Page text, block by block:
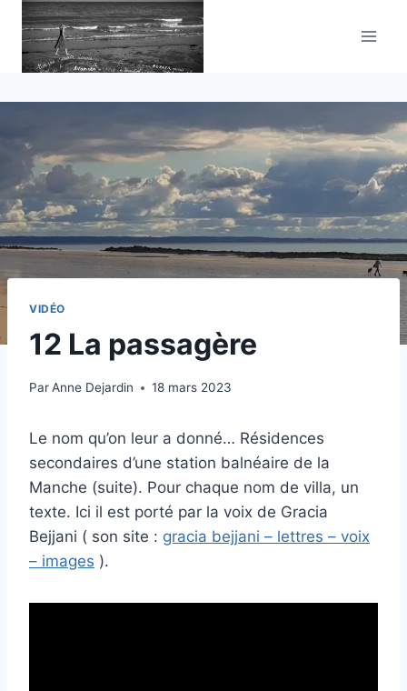
Aller
contenu
VIDÉO
12 La passagère
ParAnne Dejardin 18 mars 2023
Le nom qu’on leur a donné… Résidences
secondaires d’une station balnéaire de la
Manche (suite). Pour chaque nom de villa, un
texte. Ici il est porté par la voix de Gracia
Bejjani ( son site : gracia bejjani – lettres – voix
– images ).